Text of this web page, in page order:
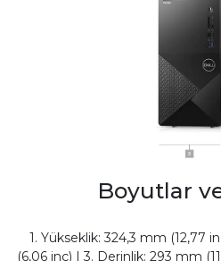
Boyutlar
1. Yükseklik: 324,3 mm (12,77
(6,06 inç) | 3. Derinlik: 293 mm